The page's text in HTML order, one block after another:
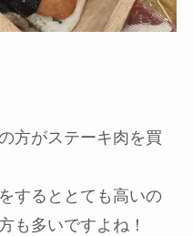
方がステーキ肉を買
するととても高いの
も多いですよね！